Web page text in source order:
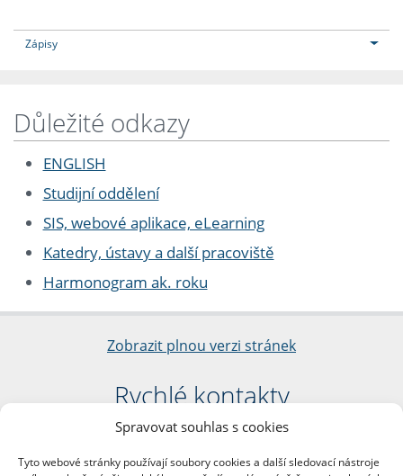
Spravovat souhlas s cookies
Tyto webové stránky používají soubory cookies a další sledovací nástroje
Zápisy
Důležité odkazy
ENGLISH
Studijní oddělení
SIS, webové aplikace, eLearning
Katedry, ústavy a další pracoviště
Harmonogram ak. roku
Zobrazit plnou verzi stránek
Rychlé kontakty
Filozofická fakulta
nám. Jana Palacha 1/2